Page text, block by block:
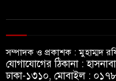
সম্পাদক ও প্রকাশক : মুহাম্মদ
যোগাযোগের ঠিকানা :
ঢাকা-১৩১০, মোবাইল :